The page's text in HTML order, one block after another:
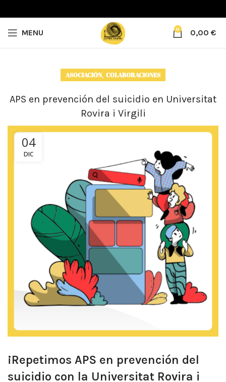
MENU 0 0,00 €
ASOCIACIÓN, COLABORACIONES
APS en prevención del suicidio en Universitat
Rovira i Virgili
04
DIC
¡Repetimos APS en prevención del
suicidio con la Universitat Rovira i